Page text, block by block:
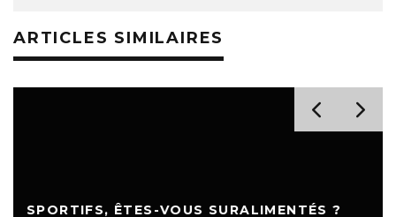
ARTICLES SIMILAIRES
SPORTIFS, ÊTES-VOUS SURALIMENTÉS ?